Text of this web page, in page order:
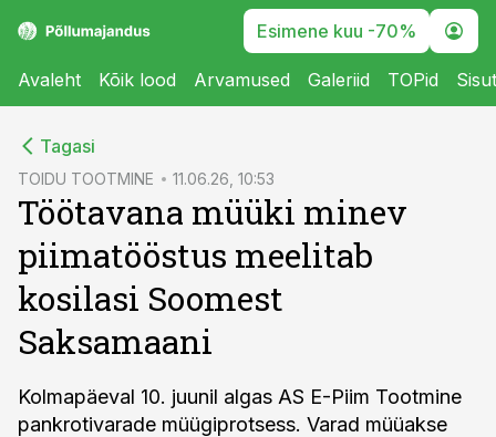
Esimene kuu -70%
Avaleht Kõik lood Arvamused Galeriid TOPid
Tagasi
TOIDU TOOTMINE 11.06.26, 10:53
Töötavana müüki minev
piimatööstus meelitab
kosilasi Soomest
Saksamaani
Kolmapäeval 10. juunil algas AS E-Piim Tootmine
pankrotivarade müügiprotsess. Varad müüakse